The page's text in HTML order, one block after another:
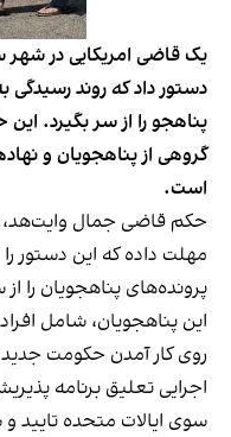
یک قاضی امریکایی در شهر
پناهجو را از سر بگیرد.
گروهی از پناهجویان و
است.
مهلت داده که این دستور
پرونده‌های پناهجویان را
این پناهجویان، شامل
اجرایی تعلیق برنامه
سوی ایالات متحده تایید